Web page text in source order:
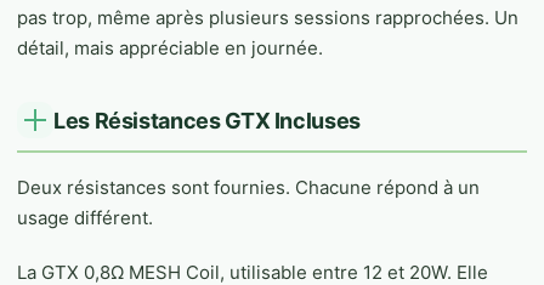
pas trop, même après plusieurs sessions rapprochées. Un
détail, mais appréciable en journée.
Les Résistances GTX Incluses
Deux résistances sont fournies. Chacune répond à un
usage différent.
La GTX 0,8Ω MESH Coil, utilisable entre 12 et 20W. Elle